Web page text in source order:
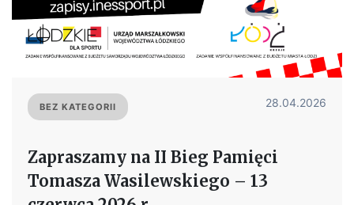
BEZ KATEGORII 28.04.2026
Zapraszamy na II Bieg Pamięci
Tomasza Wasilewskiego – 13